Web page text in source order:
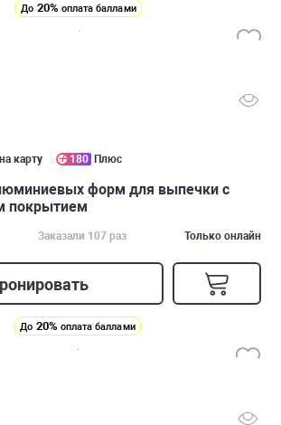
До 20% оплата баллами
карту 180 Плюс
форм для выпечки с
покрытием
Заказали 107 раз Только онлайн
До 20% оплата баллами